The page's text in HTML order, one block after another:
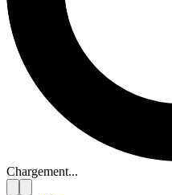
Chargement...